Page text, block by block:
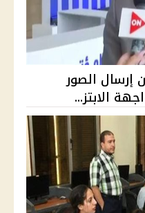
إرسال الصور
الابتز...